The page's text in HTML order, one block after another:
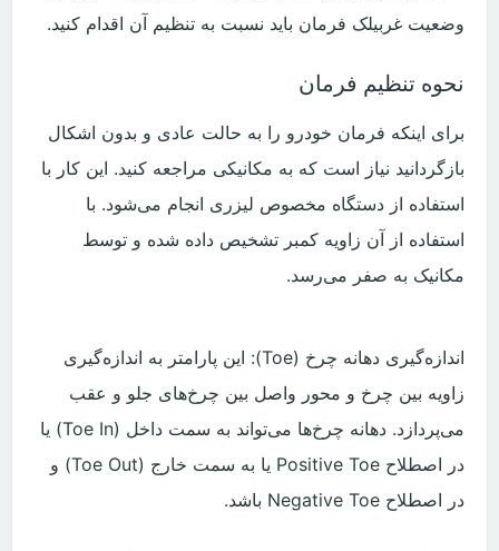
وضعیت غربیلک فرمان باید نسبت به تنظیم آن اقدام کنید.
نحوه تنظیم فرمان
برای اینکه فرمان خودرو را به حالت عادی و بدون اشکال
بازگردانید نیاز است که به مکانیکی مراجعه کنید. این کار با
استفاده از دستگاه مخصوص لیزری انجام می‌شود. با
استفاده از آن زاویه کمبر تشخیص داده شده و توسط
مکانیک به صفر می‌رسد.
اندازه‌گیری دهانه چرخ (Toe): این پارامتر به اندازه‌گیری
زاویه بین چرخ و محور واصل بین چرخ‌های جلو و عقب
می‌پردازد. دهانه چرخ‌ها می‌تواند به سمت داخل (Toe In) یا
در اصطلاح Positive Toe یا به سمت خارج (Toe Out) و
در اصطلاح Negative Toe باشد.